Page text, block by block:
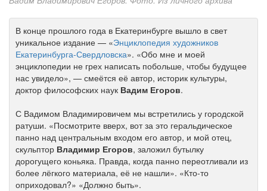
В конце прошлого года в Екатеринбурге вышло в свет
уникальное издание — «Энциклопедия художников
Екатеринбурга-Свердловска». «Обо мне и моей
энциклопедии не грех написать побольше, чтобы будущее
нас увидело», — смеётся её автор, историк культуры,
доктор философских наук Вадим Егоров.
С Вадимом Владимировичем мы встретились у городской
ратуши. «Посмотрите вверх, вот за это геральдическое
панно над центральным входом его автор, и мой отец,
скульптор Владимир Егоров, заложил бутылку
дорогущего коньяка. Правда, когда панно переотливали из
более лёгкого материала, её не нашли». «Кто-то
оприходовал?» «Должно быть».